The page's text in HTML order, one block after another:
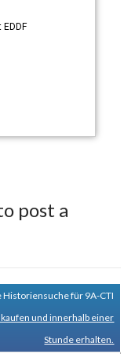
EDDF
post a
Historiensuche für 9A-CTI
kaufen und innerhalb einer
Stunde erhalten.